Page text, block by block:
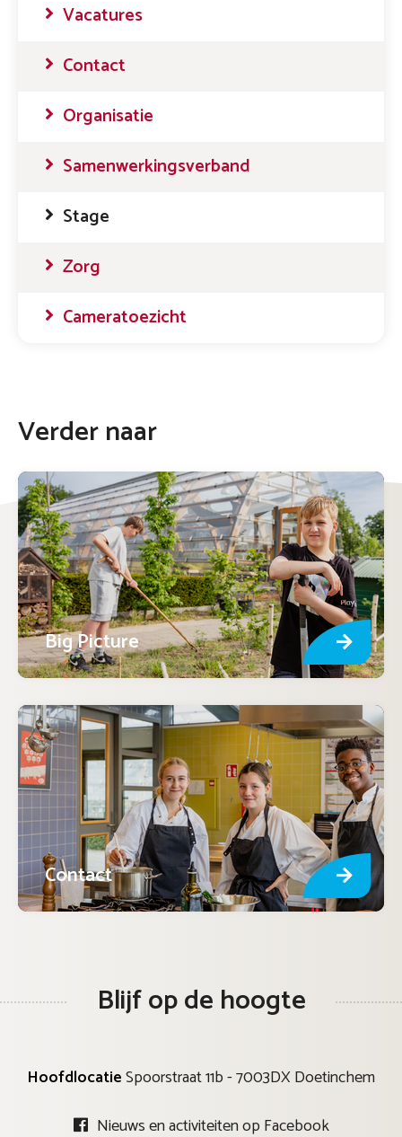
Vacatures
Contact
Organisatie
Samenwerkingsverband
Stage
Zorg
Cameratoezicht
Verder naar
Big Picture
Contact
Blijf op de hoogte
HoofdlocatieSpoorstraat 11b - 7003DX Doetinchem
Nieuws en activiteiten op Facebook